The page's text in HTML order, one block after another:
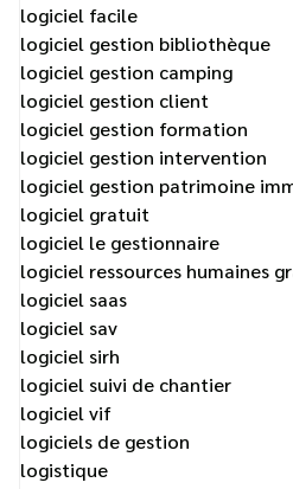
logiciel facile
logiciel gestion bibliothèque
logiciel gestion camping
logiciel gestion client
logiciel gestion formation
logiciel gestion intervention
logiciel gestion patrimoine
logiciel gratuit
logiciel le gestionnaire
logiciel ressources humaines
logiciel saas
logiciel sav
logiciel sirh
logiciel suivi de chantier
logiciel vif
logiciels de gestion
logistique